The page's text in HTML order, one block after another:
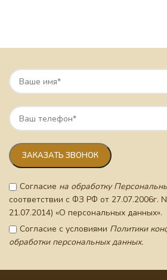
Согласие на обработку
соответствии с ФЗ РФ от
21.07.2014) «О персональных данных».
Согласие с условиями Политики
обработки персональных данных.